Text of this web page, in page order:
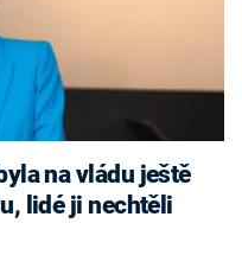
na vládu ještě
lidé ji nechtěli